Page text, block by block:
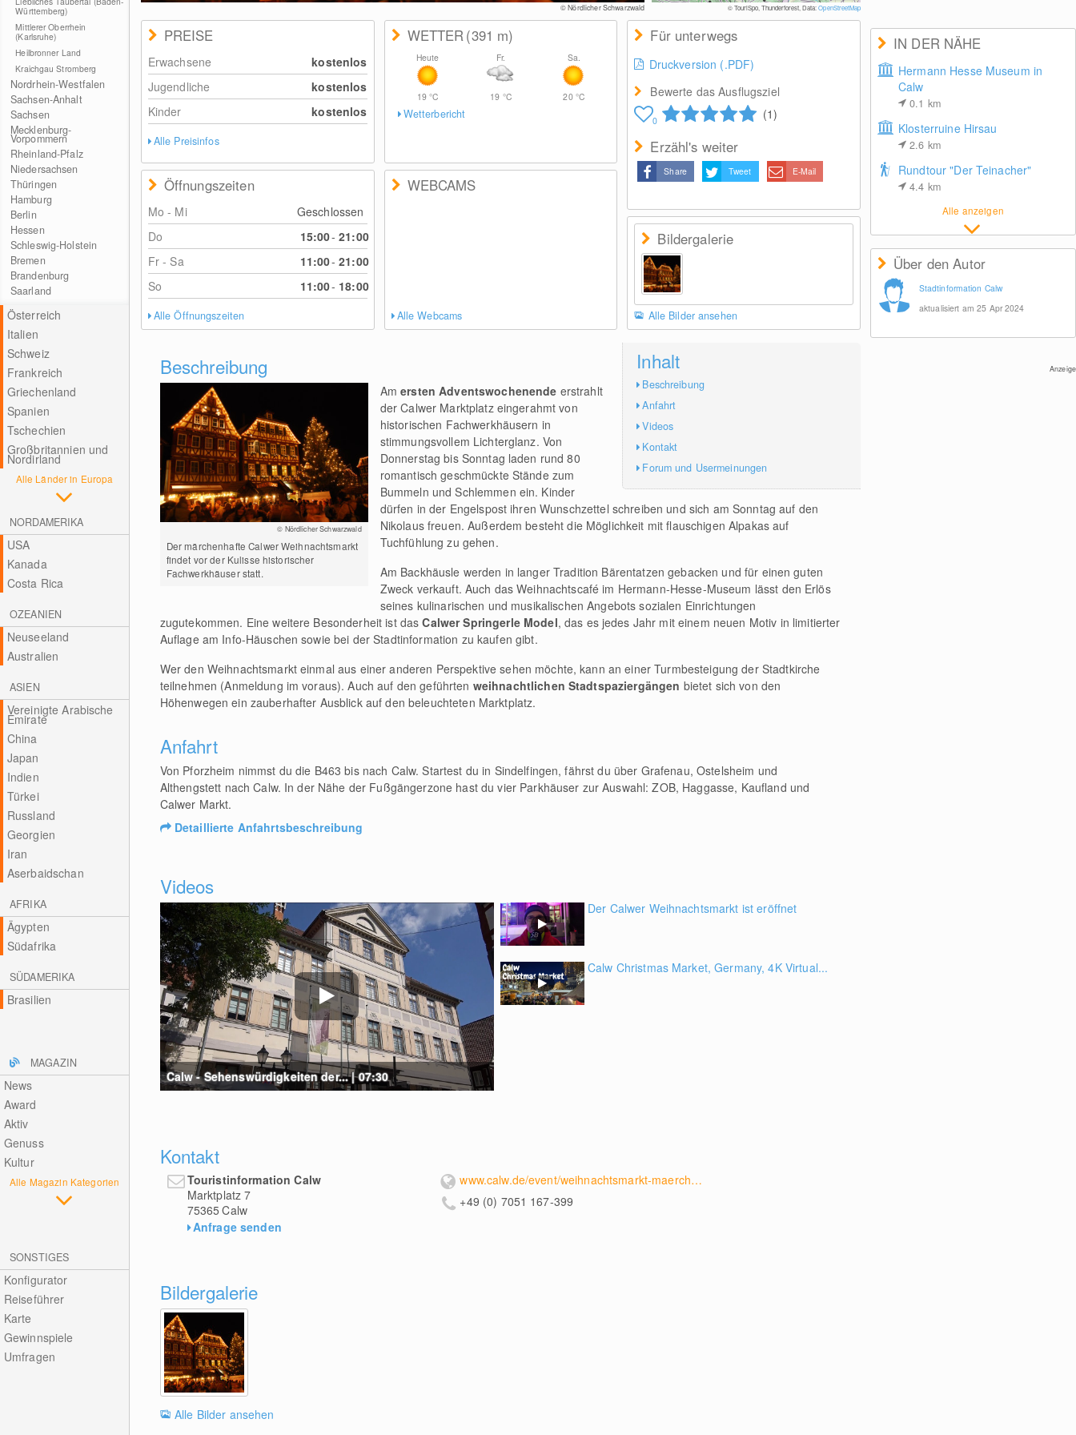
Württemberg)
Mittlerer Oberrhein
(Karlsruhe)
Heilbronner Land
Kraichgau Stromberg
Nordrhein-Westfalen
Sachsen-Anhalt
Sachsen
Mecklenburg-
Vorpommern
Rheinland-Pfalz
Niedersachsen
Thüringen
Hamburg
Berlin
Hessen
Schleswig-Holstein
Bremen
Brandenburg
Saarland
Österreich
Italien
Schweiz
Frankreich
Griechenland
Spanien
Tschechien
Großbritannien und
Nordirland
Alle Länder in Europa
NORDAMERIKA
USA
Kanada
Costa Rica
OZEANIEN
Neuseeland
Australien
ASIEN
Vereinigte Arabische
Emirate
China
Japan
Indien
Türkei
Russland
Georgien
Iran
Aserbaidschan
AFRIKA
Ägypten
Südafrika
SÜDAMERIKA
Brasilien
MAGAZIN
News
Award
Aktiv
Genuss
Kultur
Alle Magazin Kategorien
SONSTIGES
Konfigurator
Reiseführer
Karte
Gewinnspiele
Umfragen
© Nördlicher Schwarzwald © TouriSpo, Thunderforest, Data:OpenStreetMap
IN DER NÄHE
Hermann Hesse Museum in
Calw
0.1 km
Klosterruine Hirsau
2.6 km
Rundtour "Der Teinacher"
4.4 km
Alle anzeigen
Über den Autor
Stadtinformation Calw
aktualisiert am 25 Apr 2024
Anzeige
PREISE
Erwachsene
kostenlos
Jugendliche
kostenlos
Kinder
kostenlos
Alle Preisinfos
Öffnungszeiten
Mo - Mi
Geschlossen
Do
15:00- 21:00
Fr - Sa
11:00- 21:00
So
11:00- 18:00
Alle Öffnungszeiten
WETTER(391 m)
Heute
19°C
Fr.
19 °C
Sa.
20 °C
Wetterbericht
WEBCAMS
Alle Webcams
Für unterwegs
Druckversion (.PDF)
Bewerte das Ausflugsziel
0 (1)
Erzähl's weiter
Share Tweet E-Mail
Bildergalerie
Alle Bilder ansehen
Inhalt
Beschreibung
Anfahrt
Videos
Kontakt
Forum und Usermeinungen
Beschreibung
© Nördlicher Schwarzwald
Der märchenhafte Calwer Weihnachtsmarkt
findet vor der Kulisse historischer
Fachwerkhäuser statt.
Amersten Adventswochenende erstrahlt
der Calwer Marktplatz eingerahmt von
historischen Fachwerkhäusern in
stimmungsvollem Lichterglanz. Von
Donnerstag bis Sonntag laden rund 80
romantisch geschmückte Stände zum
Bummeln und Schlemmen ein. Kinder
dürfen in der Engelspost ihren Wunschzettel schreiben und sich am Sonntag auf den
Nikolaus freuen. Außerdem besteht die Möglichkeit mit flauschigen Alpakas auf
Tuchfühlung zu gehen.
Am Backhäusle werden in langer Tradition Bärentatzen gebacken und für einen guten
Zweck verkauft. Auch das Weihnachtscafé im Hermann-Hesse-Museum lässt den Erlös
seines kulinarischen und musikalischen Angebots sozialen Einrichtungen
zugutekommen. Eine weitere Besonderheit ist dasCalwer Springerle Model, das es jedes Jahr mit einem neuen Motiv in limitierter
Auflage am Info-Häuschen sowie bei der Stadtinformation zu kaufen gibt.
Wer den Weihnachtsmarkt einmal aus einer anderen Perspektive sehen möchte, kann an einer Turmbesteigung der Stadtkirche
teilnehmen (Anmeldung im voraus). Auch auf den geführten weihnachtlichen Stadtspaziergängen bietet sich von den
Höhenwegen ein zauberhafter Ausblick auf den beleuchteten Marktplatz.
Anfahrt
Von Pforzheim nimmst du die B463 bis nach Calw. Startest du in Sindelfingen, fährst du über Grafenau, Ostelsheim und
Althengstett nach Calw. In der Nähe der Fußgängerzone hast du vier Parkhäuser zur Auswahl: ZOB, Haggasse, Kaufland und
Calwer Markt.
Detaillierte Anfahrtsbeschreibung
Videos
Calw - Sehenswürdigkeiten der... | 07:30
Der Calwer Weihnachtsmarkt ist eröffnet
Calw Christmas Market, Germany, 4K Virtual...
Kontakt
Touristinformation Calw
Marktplatz 7
75365 Calw
Anfrage senden
www.calw.de/event/weihnachtsmarkt-maerchenhaftes-calw-1615ad9691
+49 (0) 7051 167-399
Bildergalerie
Alle Bilder ansehen